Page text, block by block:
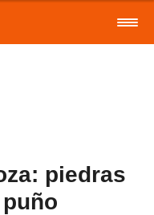
piedras